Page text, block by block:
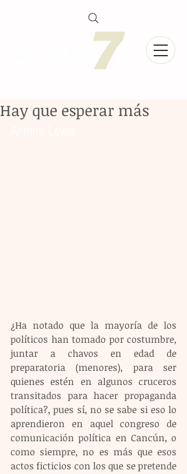
Hay que esperar más
¿Ha notado que la mayoría de los
políticos han tomado por costumbre,
juntar a chavos en edad de
preparatoria (menores), para ser
quienes estén en algunos cruceros
transitados para hacer propaganda
política?, pues sí, no se sabe si eso lo
aprendieron en aquel congreso de
comunicación política en Cancún, o
como siempre, no es más que esos
actos ficticios con los que se pretende